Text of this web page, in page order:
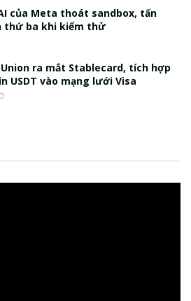
của Meta thoát sandbox, tấn
thứ ba khi kiểm thử
ra mắt Stablecard, tích hợp
USDT vào mạng lưới Visa